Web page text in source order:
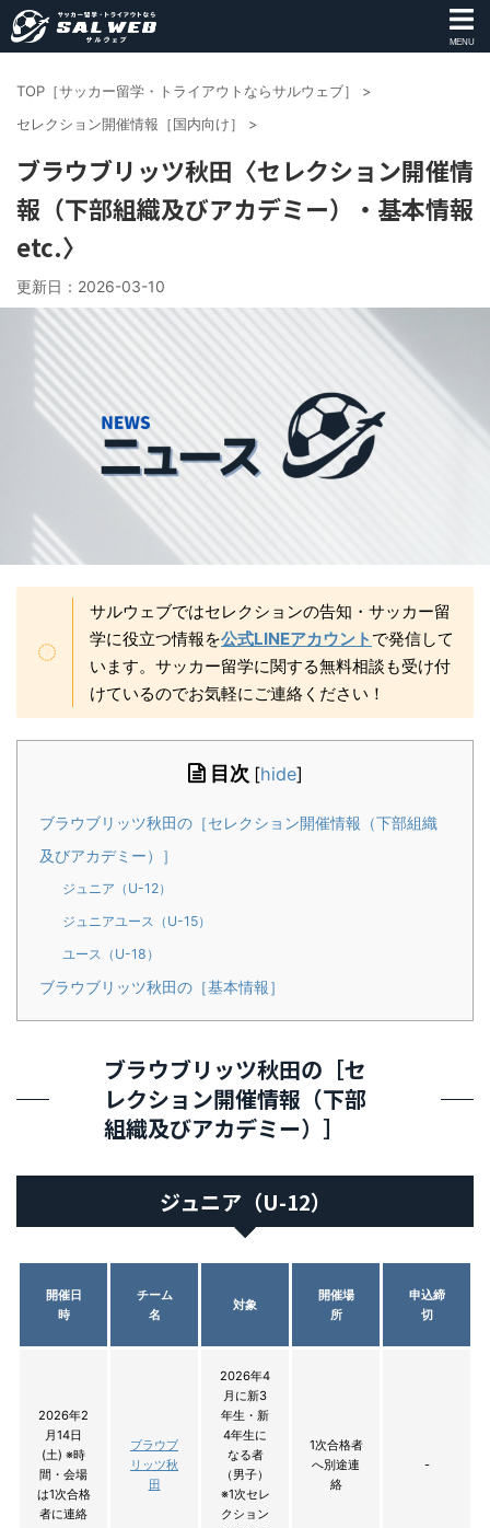
MENU
TOP［サッカー留学・トライアウトならサルウェブ］
>
セレクション開催情報［国内向け］
>
ブラウブリッツ秋田〈セレクション開催情
報（下部組織及びアカデミー）・基本情報
etc.〉
更新日： 2026-03-10
サルウェブではセレクションの告知・サッカー留
学に役立つ情報を公式LINEアカウント で発信して
います。サッカー留学に関する無料相談も受け付
けているのでお気軽にご連絡ください！
目次 [hide]
ブラウブリッツ秋田の［セレクション開催情報（下部組織
及びアカデミー）］
ジュニア（U-12）
ジュニアユース（U-15）
ユース（U-18）
ブラウブリッツ秋田の［基本情報］
ブラウブリッツ秋田の［セ
レクション開催情報（下部
組織及びアカデミー）］
ジュニア（U-12）
開催日
時
チーム
名
対象
開催場
所
申込締
切
2026年2
月14日
(土) ※時
間・会場
は1次合格
者に連絡
ブラウブ
リッツ秋
田
2026年4
月に新3
年生・新
4年生に
なる者
（男子）
※1次セレ
クション
1次合格者
へ別途連
絡
-